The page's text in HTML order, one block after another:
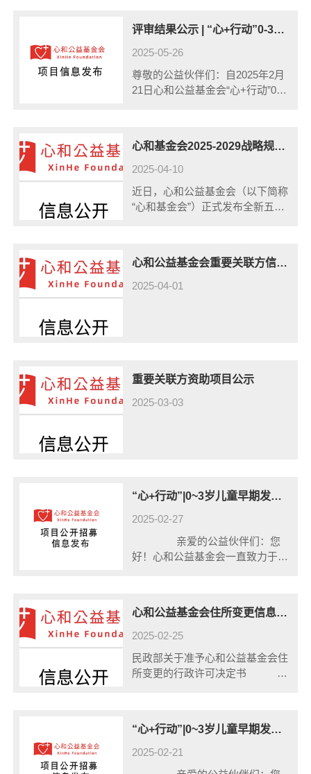
儿童早期发展领域0-1的实践，正
面临个人......
评审结果公示 | “心+行动”0-3岁儿童早期发展创新方案招募收官，与公益伙伴携手启航
2025-05-26
尊敬的公益伙伴们：自2025年2月
21日心和公益基金会“心+行动”0-3
参与申报的伙伴，你们为0-3......心和基金会2025-2029战略规划发布：聚焦0-3岁儿童早期发展
2025-04-10
近日，心和公益基金会（以下简称
“心和基金会”）正式发布全新五年
和协同突破0-3社会化服......
心和公益基金会重要关联方信息公开（2024年审计报告）
2025-04-01
重要关联方资助项目公示
2025-03-03
“心+行动”|0~3岁儿童早期发展跨议题招募
2025-02-27
亲爱的公益伙伴们：您
好！心和公益基金会一直致力于推
心和公益基金会住所变更信息公示
2025-02-25
民政部关于准予心和公益基金会住
所变更的行政许可决定书
“心+行动”|0~3岁儿童早期发展创新方案招募
2025-02-21